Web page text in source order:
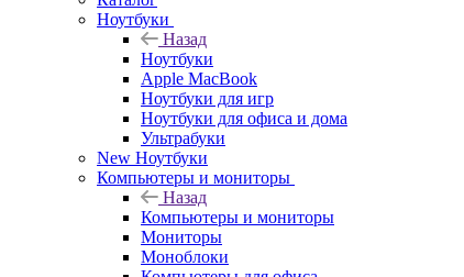
Ноутбуки
Назад
Ноутбуки
Apple MacBook
Ноутбуки для игр
Ноутбуки для офиса и дома
Ультрабуки
New Ноутбуки
Компьютеры и мониторы
Назад
Компьютеры и мониторы
Мониторы
Моноблоки